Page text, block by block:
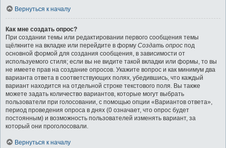
Вернуться к началу
Как мне создать опрос?
При создании темы или редактировании первого сообщения темы
щёлкните на вкладке или перейдите в форму Создать опрос под
основной формой для создания сообщения, в зависимости от
используемого стиля; если вы не видите такой вкладки или формы, то вы
не имеете прав на создание опросов. Укажите вопрос и как минимум два
варианта ответа в соответствующих полях, убедившись, что каждый
вариант находится на отдельной строке текстового поля. Вы также
можете задать количество вариантов, которые могут выбрать
пользователи при голосовании, с помощью опции «Вариантов ответа»,
период проведения опроса в днях (0 означает, что опрос будет
постоянным) и возможность пользователей изменять вариант, за
который они проголосовали.
Вернуться к началу